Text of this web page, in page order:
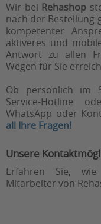
Wir bei Rehashop
nach der Bestellung
kompetenter
aktiveres und
Antwort zu allen
Wegen für Sie
Ob persönlich im
Service-Hotline
WhatsApp oder
all Ihre Fragen!
Unsere
Erfahren Sie,
Mitarbeiter von